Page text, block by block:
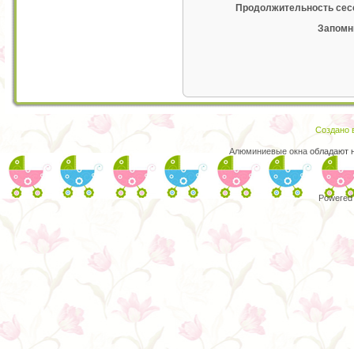
Продолжительность
Создано
Алюминиевые окнаобладают